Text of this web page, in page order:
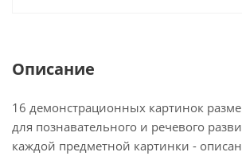
Описание
16 демонстрационных картинок
для познавательного и речевого
каждой предметной картинки -